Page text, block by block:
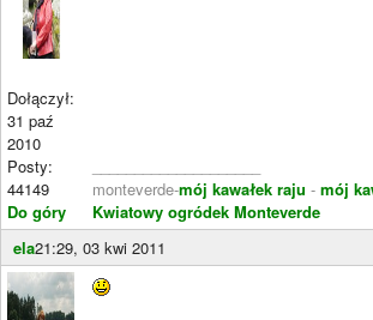
Dołączył:
31 paź
2010
Posty:
44149
Do góry
monteverde-mój kawałek raju - mój
Kwiatowy ogródek Monteverde
ela21:29, 03 kwi 2011